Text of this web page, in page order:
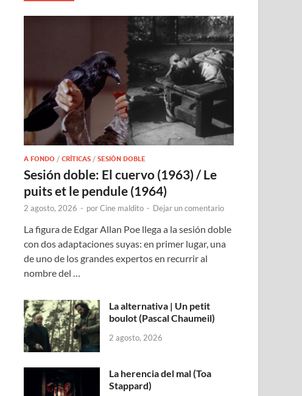
A FONDO /CRÍTICAS /SESIÓN DOBLE
Sesión doble: El cuervo (1963) / Le
puits et le pendule (1964)
2 agosto, 2026 - porCine maldito - Dejar un comentario
La figura de Edgar Allan Poe llega a la sesión doble
con dos adaptaciones suyas: en primer lugar, una
de uno de los grandes expertos en recurrir al
nombre del …
La alternativa | Un petit
boulot (Pascal Chaumeil)
2 agosto, 2026
La herencia del mal (Toa
Stappard)